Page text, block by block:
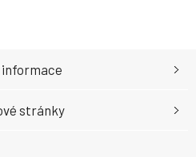
informace
stránky